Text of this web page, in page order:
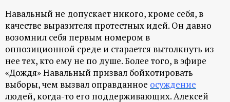
Навальный не допускает никого, кроме себя, в
качестве выразителя протестных идей. Он давно
возомнил себя первым номером в
оппозиционной среде и старается вытолкнуть из
нее тех, кто ему не по душе. Более того, в эфире
«Дождя» Навальный призвал бойкотировать
выборы, чем вызвал оправданное осуждение
людей, когда-то его поддерживающих. Алексей